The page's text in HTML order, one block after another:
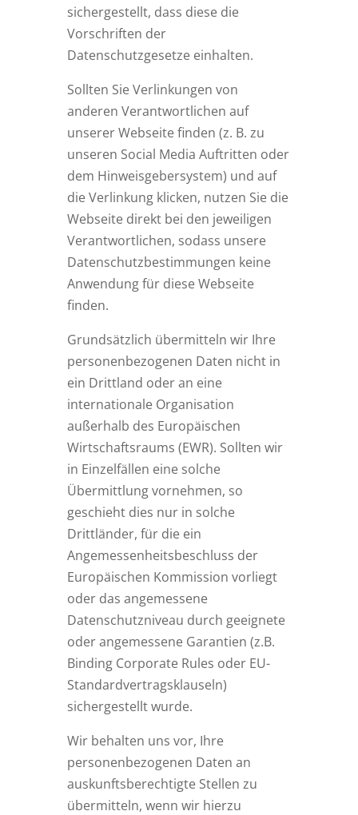
sichergestellt, dass diese die
Vorschriften der
Datenschutzgesetze einhalten.
Sollten Sie Verlinkungen von
anderen Verantwortlichen auf
unserer Webseite finden (z. B. zu
unseren Social Media Auftritten oder
dem Hinweisgebersystem) und auf
die Verlinkung klicken, nutzen Sie die
Webseite direkt bei den jeweiligen
Verantwortlichen, sodass unsere
Datenschutzbestimmungen keine
Anwendung für diese Webseite
finden.
Grundsätzlich übermitteln wir Ihre
personenbezogenen Daten nicht in
ein Drittland oder an eine
internationale Organisation
außerhalb des Europäischen
Wirtschaftsraums (EWR). Sollten wir
in Einzelfällen eine solche
Übermittlung vornehmen, so
geschieht dies nur in solche
Drittländer, für die ein
Angemessenheitsbeschluss der
Europäischen Kommission vorliegt
oder das angemessene
Datenschutzniveau durch geeignete
oder angemessene Garantien (z.B.
Binding Corporate Rules oder EU-
Standardvertragsklauseln)
sichergestellt wurde.
Wir behalten uns vor, Ihre
personenbezogenen Daten an
auskunftsberechtigte Stellen zu
übermitteln, wenn wir hierzu